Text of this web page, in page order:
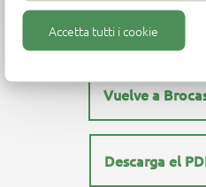
Accetta tutti i cookie
Vuelve a
Descarga el